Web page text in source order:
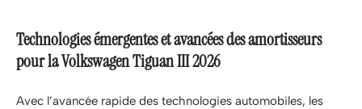
Technologies émergentes et avancées des amortisseurs
pour la Volkswagen Tiguan III 2026
Avec l’avancée rapide des technologies automobiles, les